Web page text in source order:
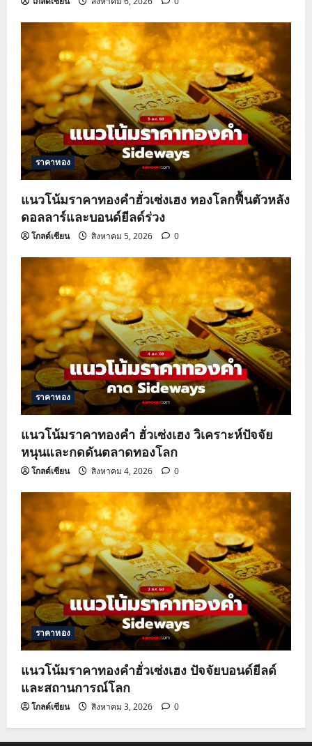
ราคาทอง
แนวโน้มราคาทองคำฮั่วเซ่งเฮง ทองโลกฟื้นตัวหลัง
ดอลลาร์และบอนด์ยีลด์ร่วง
โกลด์เซียน สิงหาคม 5, 2026 0
ราคาทอง
แนวโน้มราคาทองคำ ฮั่วเซ่งเฮง วิเคราะห์ปัจจัย
หนุนและกดดันตลาดทองโลก
โกลด์เซียน สิงหาคม 4, 2026 0
ราคาทอง
แนวโน้มราคาทองคำฮั่วเซ่งเฮง ปัจจัยบอนด์ยีลด์
และสถานการณ์โลก
โกลด์เซียน สิงหาคม 3, 2026 0